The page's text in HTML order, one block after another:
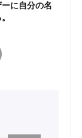
に自分の名